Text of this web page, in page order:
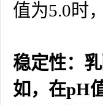
值为5.0时
稳定性：
如，在pH